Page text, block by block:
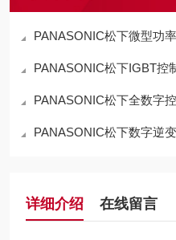
PANASONIC松下微型功率继电器
PANASONIC松下IGBT控
PANASONIC松下全数字控
PANASONIC松下数字逆变
详细介绍 在线留言